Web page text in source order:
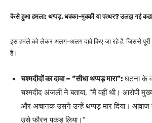
कैसे हुआ हमला: थप्पड़, धक्का-मुक्की या पत्थर? उलझ गई
इस हमले को लेकर अलग-अलग दावे किए जा रहे हैं, जिससे पूरी
है।
चश्मदीदों का दावा – “सीधा थप्पड़ मारा”:घटना के
चश्मदीद अंजली ने बताया, “मैं वहीं थी। आरोपी
और अचानक उसने उन्हें थप्पड़ मार दिया।
उसे फौरन पकड़ लिया।”